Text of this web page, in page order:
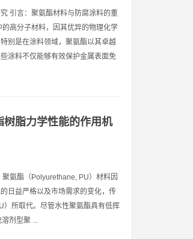
引言：聚氨酯材料与防腐涂料的重
高分子材料，因其优异的物理化学
别是在涂料领域，聚氨酯以其卓越
涂料不仅能够有效保护金属表面免
脂力学性能的作用机
氨酯（Polyurethane, PU）材料因
日益严格以及市场需求的变化，传
所取代。尽管水性聚氨酯具有低挥
剂型聚 ...